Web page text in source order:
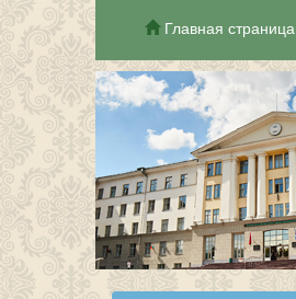
Skip
navigation
Главная страница